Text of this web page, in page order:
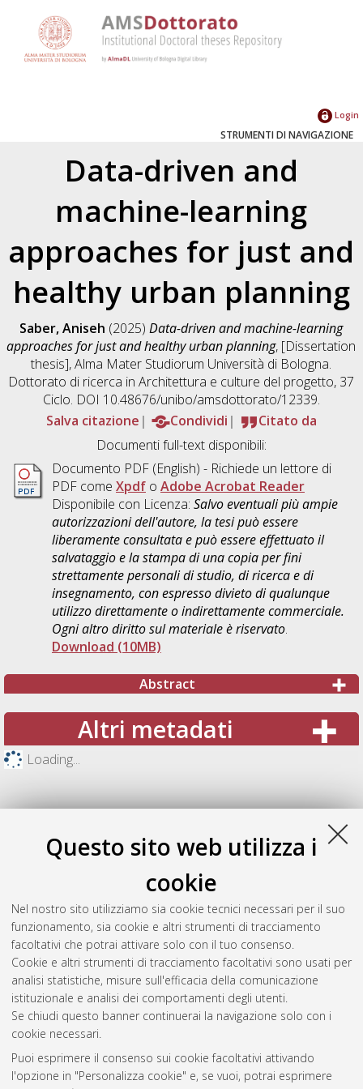
Questo sito web utilizza i
cookie
Nel nostro sito utilizziamo sia cookie tecnici necessari per il suo
funzionamento, sia cookie e altri strumenti di tracciamento
facoltativi che potrai attivare solo con il tuo consenso.
Cookie e altri strumenti di tracciamento facoltativi sono usati per
analisi statistiche, misure sull'efficacia della comunicazione
istituzionale e analisi dei comportamenti degli utenti.
Se chiudi questo banner continuerai la navigazione solo con i
cookie necessari.
Puoi esprimere il consenso sui cookie facoltativi attivando
l'opzione in "Personalizza cookie" e, se vuoi, potrai esprimere
Login
STRUMENTI DI NAVIGAZIONE
Data-driven and
machine-learning
approaches for just and
healthy urban planning
Saber, Aniseh (2025)Data-driven and machine-learning
approaches for just and healthy urban planning, [Dissertation
thesis], Alma Mater Studiorum Università di Bologna.
Dottorato di ricerca inArchitettura e culture del progetto, 37
Ciclo. DOI 10.48676/unibo/amsdottorato/12339.
Salva citazione
Condividi
Citato da
Documenti full-text disponibili:
Documento PDF(English) - Richiede un lettore di
PDF come Xpdfo Adobe Acrobat Reader
Disponibile con Licenza: Salvo eventuali più ampie
autorizzazioni dell'autore, la tesi può essere
liberamente consultata e può essere effettuato il
salvataggio e la stampa di una copia per fini
strettamente personali di studio, di ricerca e di
insegnamento, con espresso divieto di qualunque
utilizzo direttamente o indirettamente commerciale.
Ogni altro diritto sul materiale è riservato.
Download (10MB)
Abstract
Altri metadati
Loading...
Gestione del documento:
Atom
Rss 1.0